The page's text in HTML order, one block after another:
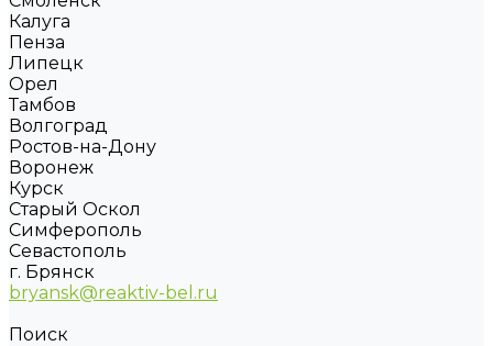
Калуга
Пенза
Липецк
Орел
Тамбов
Волгоград
Ростов-на-Дону
Воронеж
Курск
Старый Оскол
Симферополь
Севастополь
г. Брянск
bryansk@reaktiv-bel.ru
Поиск